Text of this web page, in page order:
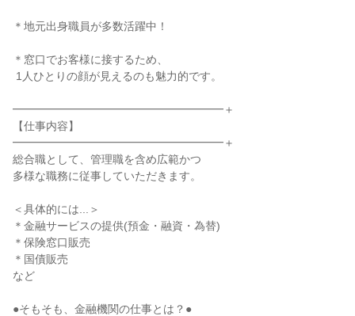
＊地元出身職員が多数活躍中！
＊窓口でお客様に接するため、
━━━━━━━━━━━━━━━━━━━＋
【仕事内容】
━━━━━━━━━━━━━━━━━━━＋
総合職として、管理職を含め広範かつ
多様な職務に従事していただきます。
＜具体的には...＞
＊金融サービスの提供(預金・融資・為替)
＊保険窓口販売
＊国債販売
など
●そもそも、金融機関の仕事とは？●